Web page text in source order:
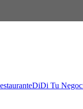
DiDi Tu